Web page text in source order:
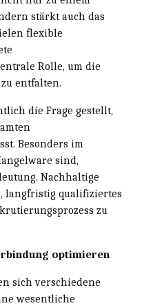
stärkt auch das
flexible
Rolle, um die
entfalten.
die Frage gestellt,
Besonders im
sind,
Nachhaltige
langfristig qualifiziertes
zu
optimieren
sich verschiedene
wesentliche